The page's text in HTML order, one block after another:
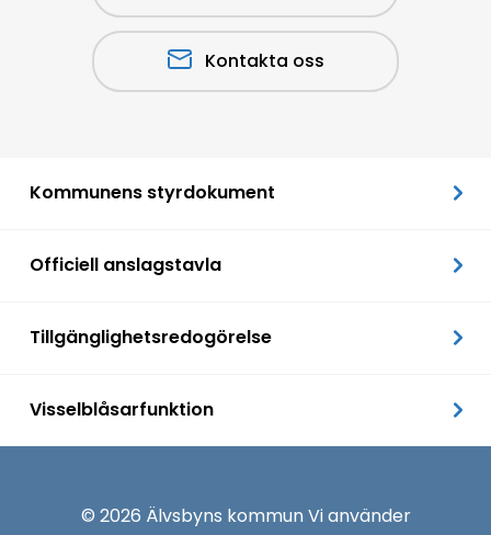
Kontakta oss
Kommunens styrdokument
Officiell anslagstavla
Tillgänglighetsredogörelse
Visselblåsarfunktion
© 2026 Älvsbyns kommun Vi använder